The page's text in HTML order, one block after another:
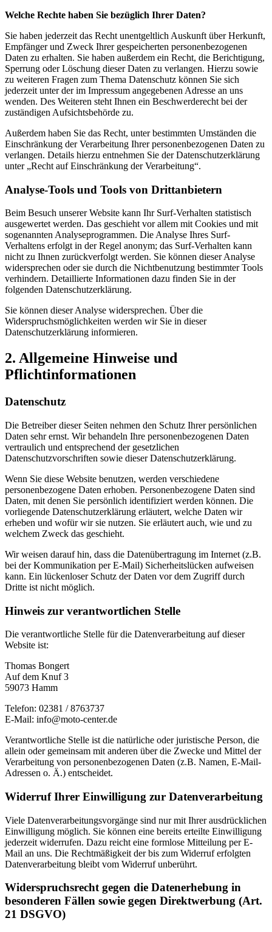
Welche Rechte haben Sie bezüglich Ihrer Daten?
Sie haben jederzeit das Recht unentgeltlich Auskunft über Herkunft,
Empfänger und Zweck Ihrer gespeicherten personenbezogenen
Daten zu erhalten. Sie haben außerdem ein Recht, die Berichtigung,
Sperrung oder Löschung dieser Daten zu verlangen. Hierzu sowie
zu weiteren Fragen zum Thema Datenschutz können Sie sich
jederzeit unter der im Impressum angegebenen Adresse an uns
wenden. Des Weiteren steht Ihnen ein Beschwerderecht bei der
zuständigen Aufsichtsbehörde zu.
Außerdem haben Sie das Recht, unter bestimmten Umständen die
Einschränkung der Verarbeitung Ihrer personenbezogenen Daten zu
verlangen. Details hierzu entnehmen Sie der Datenschutzerklärung
unter „Recht auf Einschränkung der Verarbeitung“.
Analyse-Tools und Tools von Drittanbietern
Beim Besuch unserer Website kann Ihr Surf-Verhalten statistisch
ausgewertet werden. Das geschieht vor allem mit Cookies und mit
sogenannten Analyseprogrammen. Die Analyse Ihres Surf-
Verhaltens erfolgt in der Regel anonym; das Surf-Verhalten kann
nicht zu Ihnen zurückverfolgt werden. Sie können dieser Analyse
widersprechen oder sie durch die Nichtbenutzung bestimmter Tools
verhindern. Detaillierte Informationen dazu finden Sie in der
folgenden Datenschutzerklärung.
Sie können dieser Analyse widersprechen. Über die
Widerspruchsmöglichkeiten werden wir Sie in dieser
Datenschutzerklärung informieren.
2. Allgemeine Hinweise und
Pflichtinformationen
Datenschutz
Die Betreiber dieser Seiten nehmen den Schutz Ihrer persönlichen
Daten sehr ernst. Wir behandeln Ihre personenbezogenen Daten
vertraulich und entsprechend der gesetzlichen
Datenschutzvorschriften sowie dieser Datenschutzerklärung.
Wenn Sie diese Website benutzen, werden verschiedene
personenbezogene Daten erhoben. Personenbezogene Daten sind
Daten, mit denen Sie persönlich identifiziert werden können. Die
vorliegende Datenschutzerklärung erläutert, welche Daten wir
erheben und wofür wir sie nutzen. Sie erläutert auch, wie und zu
welchem Zweck das geschieht.
Wir weisen darauf hin, dass die Datenübertragung im Internet (z.B.
bei der Kommunikation per E-Mail) Sicherheitslücken aufweisen
kann. Ein lückenloser Schutz der Daten vor dem Zugriff durch
Dritte ist nicht möglich.
Hinweis zur verantwortlichen Stelle
Die verantwortliche Stelle für die Datenverarbeitung auf dieser
Website ist:
Thomas Bongert
Auf dem Knuf 3
59073 Hamm
Telefon: 02381 / 8763737
E-Mail: info@moto-center.de
Verantwortliche Stelle ist die natürliche oder juristische Person, die
allein oder gemeinsam mit anderen über die Zwecke und Mittel der
Verarbeitung von personenbezogenen Daten (z.B. Namen, E-Mail-
Adressen o. Ä.) entscheidet.
Widerruf Ihrer Einwilligung zur Datenverarbeitung
Viele Datenverarbeitungsvorgänge sind nur mit Ihrer ausdrücklichen
Einwilligung möglich. Sie können eine bereits erteilte Einwilligung
jederzeit widerrufen. Dazu reicht eine formlose Mitteilung per E-
Mail an uns. Die Rechtmäßigkeit der bis zum Widerruf erfolgten
Datenverarbeitung bleibt vom Widerruf unberührt.
Widerspruchsrecht gegen die Datenerhebung in
besonderen Fällen sowie gegen Direktwerbung (Art.
21 DSGVO)